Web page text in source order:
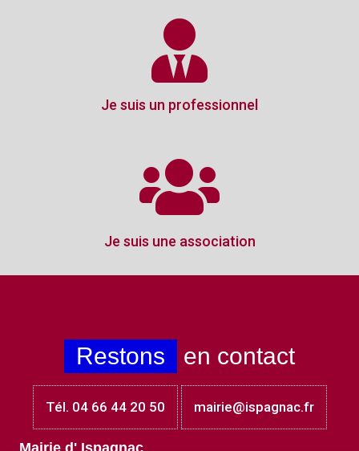
Je suis un professionnel
Je suis une association
Restons en contact
Tél. 04 66 44 20 50 mairie@ispagnac.fr
Mairie d' Ispagnac